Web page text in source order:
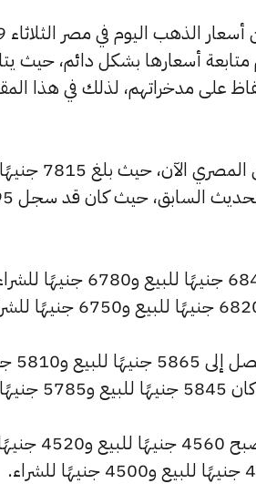
أسعارها بشكل دائم، حيث
على مدخراتهم، لذلك في هذا